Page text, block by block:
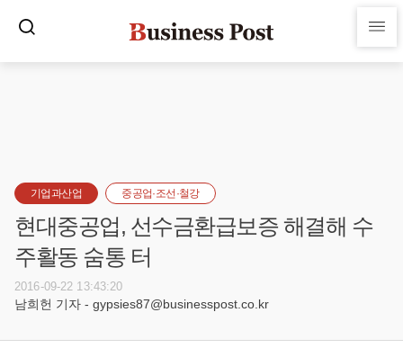
기업과산업 중공업·조선·철강
현대중공업, 선수금환급보증 해결해 수
주활동 숨통 터
2016-09-22 13:43:20
남희헌 기자 - gypsies87@businesspost.co.kr